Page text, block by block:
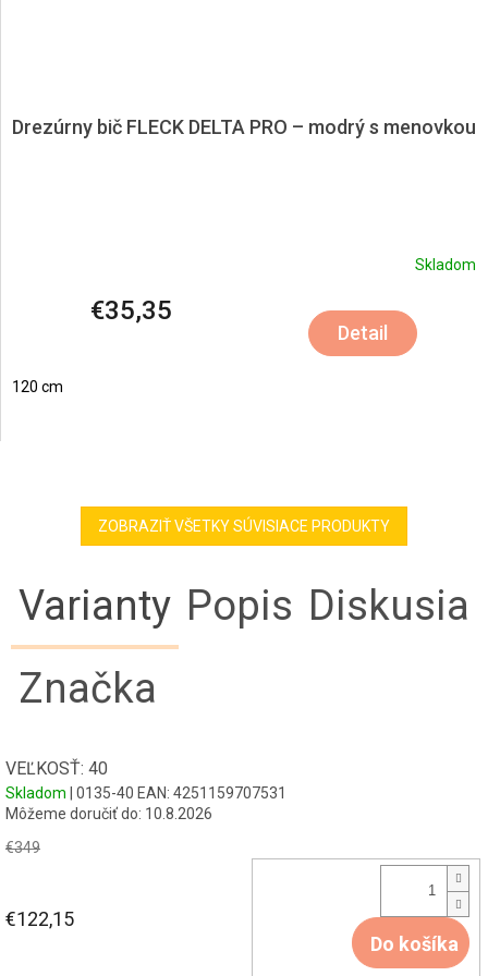
Drezúrny bič FLECK DELTA PRO – modrý s menovkou
Skladom
€35,35
Detail
120 cm
ZOBRAZIŤ VŠETKY SÚVISIACE PRODUKTY
Varianty Popis Diskusia
Značka
VEĽKOSŤ: 40
Skladom | 0135-40 EAN: 4251159707531
Môžeme doručiť do: 10.8.2026
€349
€122,15
Do košíka